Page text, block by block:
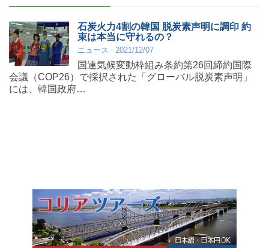
石炭火力4割の韓国 脱炭素声明に調印 約
束は本当に守れるの？
ニュース 2021/12/07
国連気候変動枠組み条約第26回締約国際
会議（COP26）で採択された「グローバル脱炭素声明」
には、韓国政府…